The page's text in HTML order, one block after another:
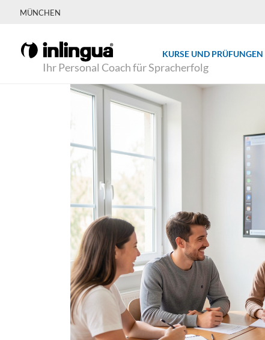
MÜNCHEN
Ihr Personal Coach für Spracherfolg
KURSE UND PRÜFUNGEN